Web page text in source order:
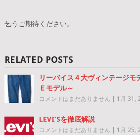
乞うご期待ください。
RELATED POSTS
リーバイス４大ヴィンテージモ
Ｅモデル～
コメントはまだありません 1月 31,
LEVI’Sを徹底解説
コメントはまだありません 1月 25,